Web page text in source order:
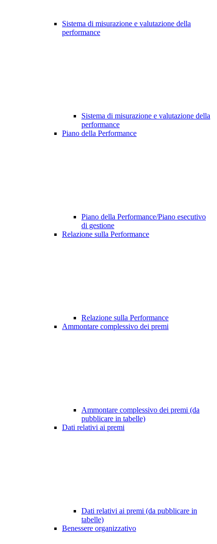
Sistema di misurazione e valutazione della
performance
Sistema di misurazione e valutazione della
performance
Piano della Performance
Piano della Performance/Piano esecutivo
di gestione
Relazione sulla Performance
Relazione sulla Performance
Ammontare complessivo dei premi
Ammontare complessivo dei premi (da
pubblicare in tabelle)
Dati relativi ai premi
Dati relativi ai premi (da pubblicare in
tabelle)
Benessere organizzativo